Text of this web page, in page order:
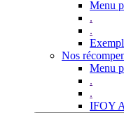
Menu
.
.
Nos
Menu
.
.
IFOY